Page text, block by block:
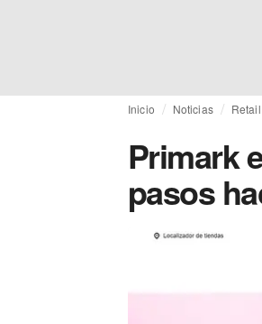
Inicio Noticias Retail
Primark
pasos